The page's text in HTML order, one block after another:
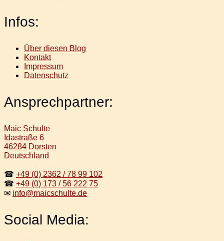
Infos:
Über diesen Blog
Kontakt
Impressum
Datenschutz
Ansprechpartner:
Maic Schulte
Idastraße 6
46284 Dorsten
Deutschland
☎ +49 (0) 2362 / 78 99 102
☎ +49 (0) 173 / 56 222 75
✉ info@maicschulte.de
Social Media: